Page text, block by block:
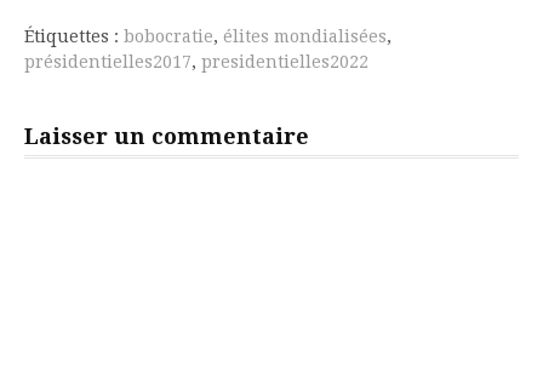
Étiquettes : bobocratie, élites mondialisées,
présidentielles2017, presidentielles2022
Laisser un commentaire